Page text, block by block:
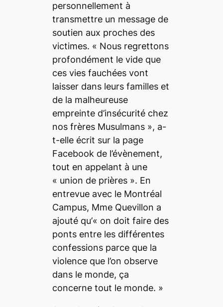
personnellement à
transmettre un message de
soutien aux proches des
victimes. « Nous regrettons
profondément le vide que
ces vies fauchées vont
laisser dans leurs familles et
de la malheureuse
empreinte d’insécurité chez
nos frères Musulmans », a-
t-elle écrit sur la page
Facebook de l’évènement,
tout en appelant à une
« union de prières ». En
entrevue avec le Montréal
Campus, Mme Quevillon a
ajouté qu’« on doit faire des
ponts entre les différentes
confessions parce que la
violence que l’on observe
dans le monde, ça
concerne tout le monde. »